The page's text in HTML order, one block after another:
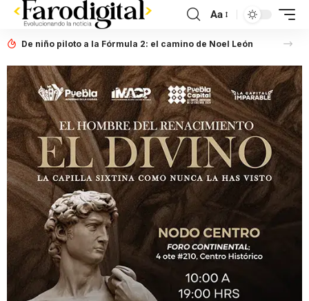
Aa
De niño piloto a la Fórmula 2: el camino de Noel León